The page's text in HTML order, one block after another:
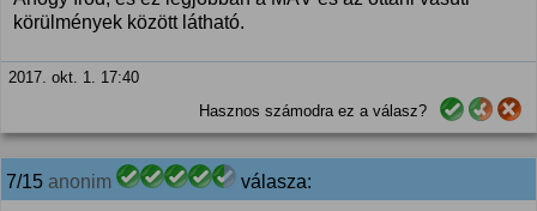
körülmények között látható.
2017. okt. 1. 17:40
Hasznos számodra ez a válasz?
7/15 anonim válasza: